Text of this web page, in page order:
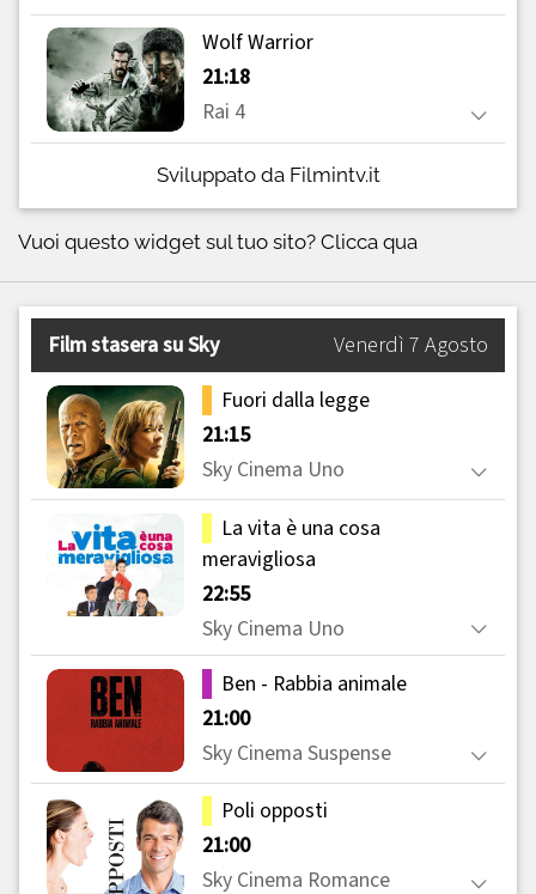
Sviluppato da Filmintv.it
Vuoi questo widget sul tuo sito? Clicca qua